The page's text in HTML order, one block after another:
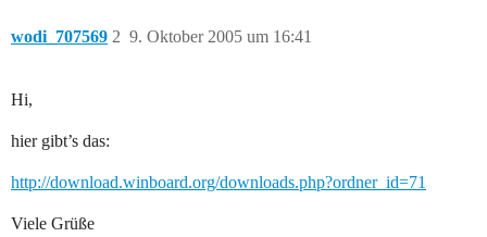
wodi_707569 9. Oktober 2005 um 16:41
2
Hi,
hier gibt’s das:
http://download.winboard.org/downloads.php?ordner_id=71
Viele Grüße